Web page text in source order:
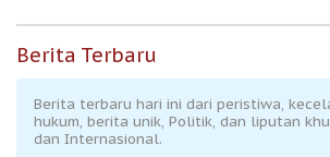
Berita Terbaru
Berita terbaru hari ini dari peristiwa,
hukum, berita unik, Politik, dan liputan
dan Internasional.